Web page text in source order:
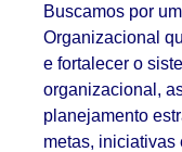
Buscamos por
Organizacional
e fortalecer o
organizacional,
planejamento
metas, iniciativas